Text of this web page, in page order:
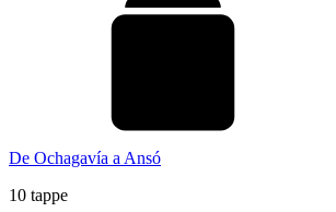
De Ochagavía a Ansó
10 tappe